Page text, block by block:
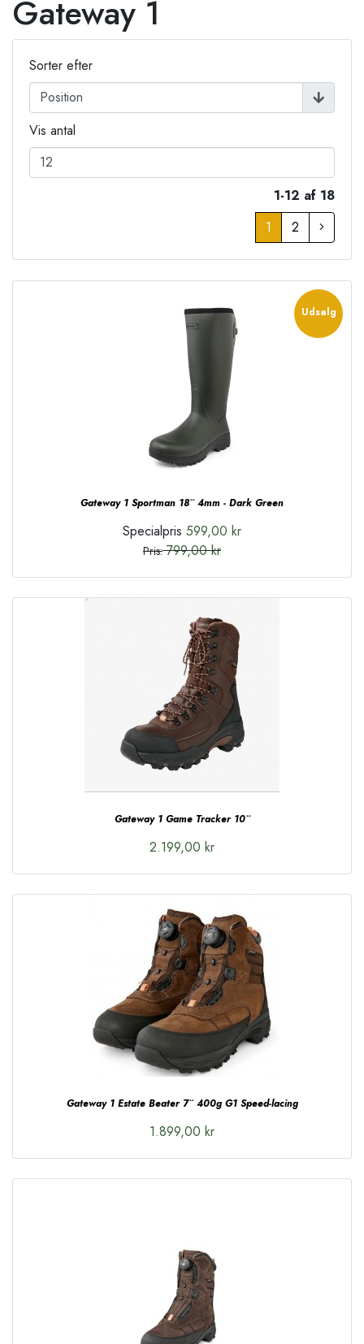
Gateway 1
Sorter efter
Vis antal
1-12 af 18
1
2
Udsalg
Gateway 1 Sportman 18¨ 4mm - Dark Green
Specialpris 599,00 kr
Pris: 799,00 kr
Gateway 1 Game Tracker 10¨
2.199,00 kr
Gateway 1 Estate Beater 7¨ 400g G1 Speed-lacing
1.899,00 kr